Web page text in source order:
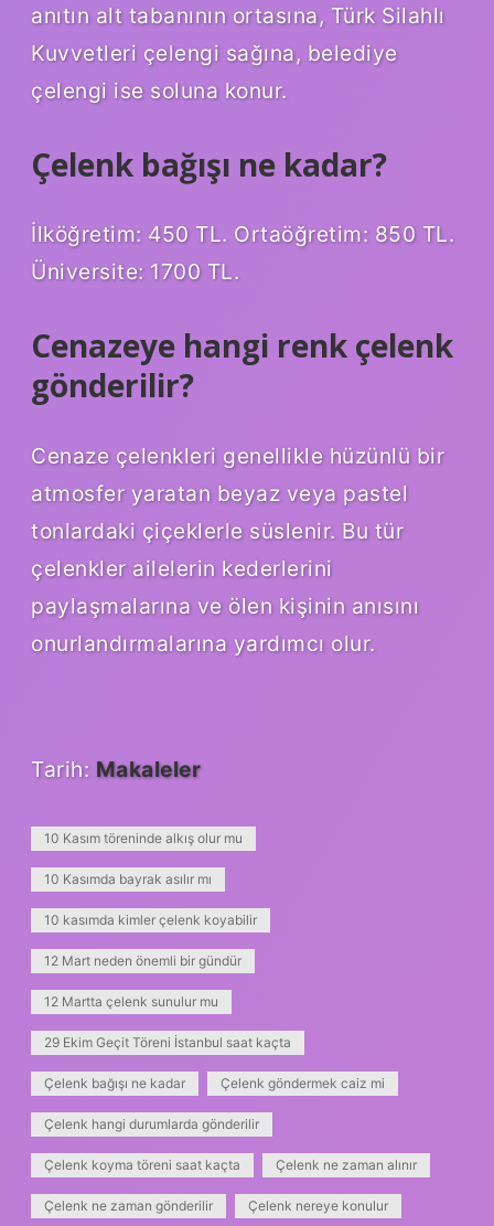
anıtın alt tabanının ortasına, Türk Silahlı
Kuvvetleri çelengi sağına, belediye
çelengi ise soluna konur.
Çelenk bağışı ne kadar?
İlköğretim: 450 TL. Ortaöğretim: 850 TL.
Üniversite: 1700 TL.
Cenazeye hangi renk çelenk
gönderilir?
Cenaze çelenkleri genellikle hüzünlü bir
atmosfer yaratan beyaz veya pastel
tonlardaki çiçeklerle süslenir. Bu tür
çelenkler ailelerin kederlerini
paylaşmalarına ve ölen kişinin anısını
onurlandırmalarına yardımcı olur.
Tarih: Makaleler
10 Kasım töreninde alkış olur mu
10 Kasımda bayrak asılır mı
10 kasımda kimler çelenk koyabilir
12 Mart neden önemli bir gündür
12 Martta çelenk sunulur mu
29 Ekim Geçit Töreni İstanbul saat kaçta
Çelenk bağışı ne kadar Çelenk göndermek caiz mi
Çelenk hangi durumlarda gönderilir
Çelenk koyma töreni saat kaçta Çelenk ne zaman alınır
Çelenk ne zaman gönderilir Çelenk nereye konulur